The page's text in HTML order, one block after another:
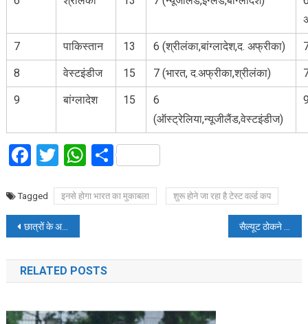
7 पाकिस्तान 13 6 (श्रीलंका,बांग्लादेश,द. अफ्रीका)
8 वेस्टइंडीज 15 7 (भारत, द.अफ्रीका,श्रीलंका)
9 बांग्लादेश 15
6
(ऑस्ट्रेलिया,न्यूजीलैंड,वेस्टइंडीज)
Facebook
Twitter
WhatsApp
Share
Tagged इनसे होगा भारत का मुकाबला शुरू होने जा रहा है टेस्ट वर्ल्ड कप
Post
navigation
छात्रों के अटेंडेंस को लेकर सीबीएसई हुआ सख्त
RELATED POSTS